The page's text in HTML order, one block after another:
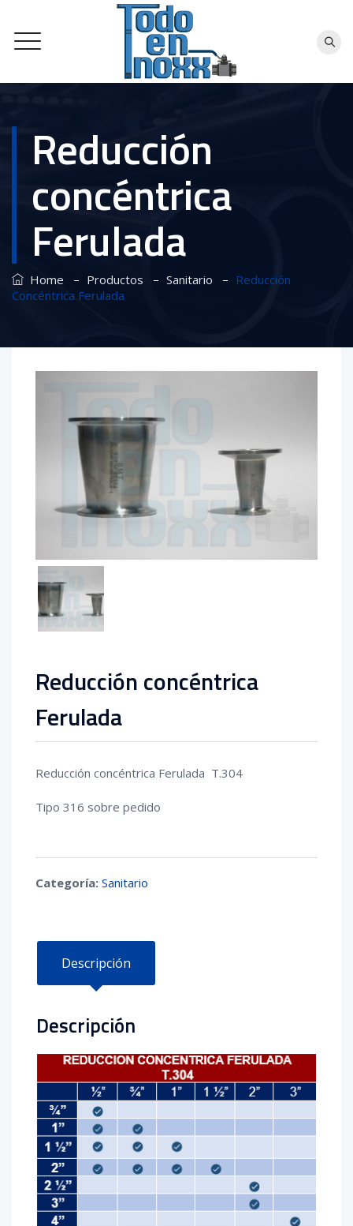
Reducción
concéntrica
Ferulada
Home – Productos – Sanitario – Reducción
Concéntrica Ferulada
Reducción concéntrica
Ferulada
Reducción concéntrica Ferulada T.304
Tipo 316 sobre pedido
Categoría: Sanitario
Descripción
Descripción